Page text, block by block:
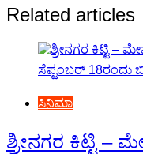
Related articles
ಸಿನಿಮಾ
ಶ್ರೀನಗರ ಕಿಟ್ಟಿ